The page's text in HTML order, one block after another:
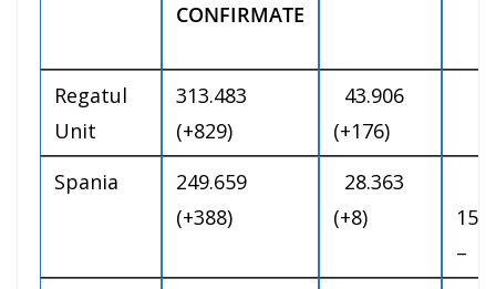
CONFIRMATE
Regatul
Unit
313.483
(+829)
43.906
(+176)
Spania
249.659
(+388)
28.363
(+8)
–